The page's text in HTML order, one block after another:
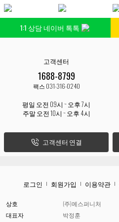
1:1 상담 네이버 톡톡
고객센터
1688-8799
팩스 031-316-0240
평일 오전 09시 ~ 오후 7시
주말 오전 10시 ~ 오후 4시
고객센터 연결
로그인 회원가입 이용약관
상호
(주)예스퍼니처
대표자
박정훈